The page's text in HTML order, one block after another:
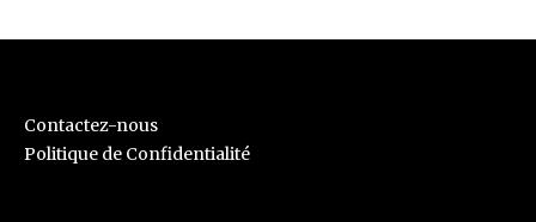
Contactez-nous
Politique de Confidentialité